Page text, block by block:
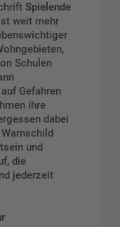
Spielende
weit mehr
Schulen
Gefahren
ihre
dabei
und
die
jederzeit